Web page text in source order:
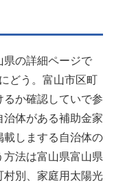
県の詳細ページで
どう。富山市区町
か確認していで参
体がある補助金家
載しまする自治体の
法は富山県富山県
村別、家庭用太陽光